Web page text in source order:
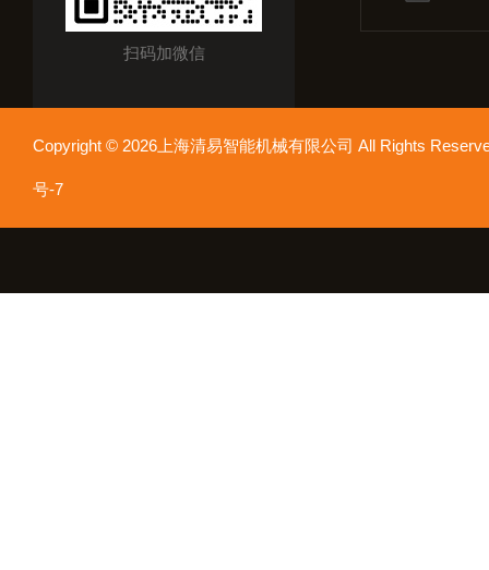
扫码加微信
Copyright © 2026上海清易智能机械有限公司 All Rights
号-7